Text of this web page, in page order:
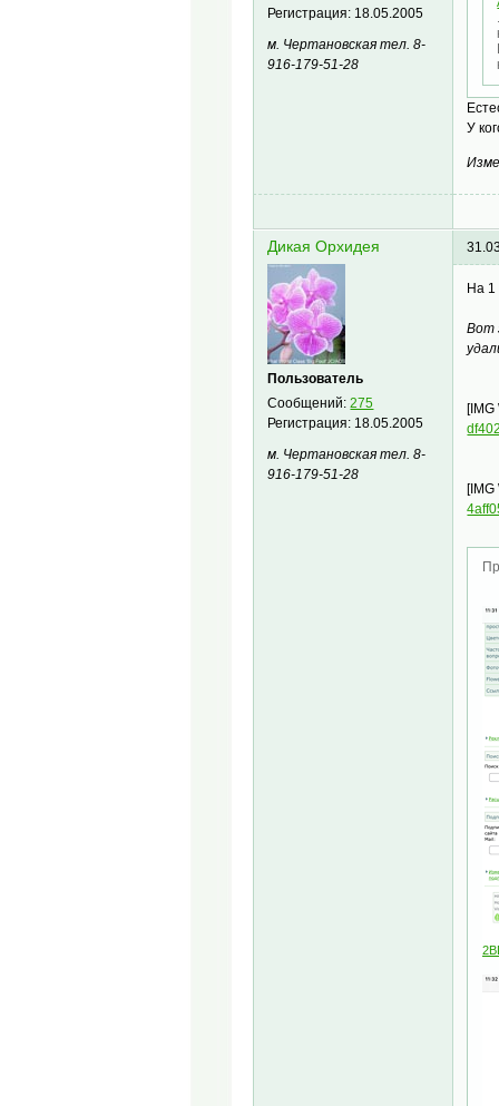
Регистрация: 18.05.2005
м. Чертановская тел. 8-
916-179-51-28
У
Дикая Орхидея
Пользователь
Сообщений:275
Регистрация: 18.05.2005
м. Чертановская тел. 8-
916-179-51-28
На 1
Вот